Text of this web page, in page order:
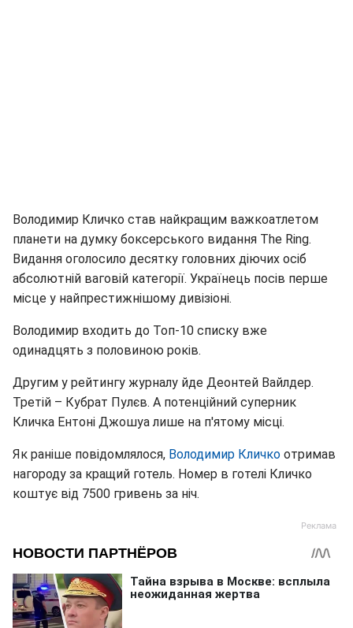
Володимир Кличко став найкращим важкоатлетом
планети на думку боксерського видання The Ring.
Видання оголосило десятку головних діючих осіб
абсолютній ваговій категорії. Українець посів перше
місце у найпрестижнішому дивізіоні.
Володимир входить до Топ-10 списку вже
одинадцять з половиною років.
Другим у рейтингу журналу йде Деонтей Вайлдер.
Третій – Кубрат Пулєв. А потенційний суперник
Кличка Ентоні Джошуа лише на п'ятому місці.
Як раніше повідомлялося, Володимир Кличко отримав
нагороду за кращий готель. Номер в готелі Кличко
коштує від 7500 гривень за ніч.